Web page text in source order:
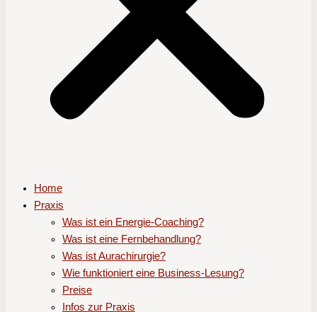
Home
Praxis
Was ist ein Energie-Coaching?
Was ist eine Fernbehandlung?
Was ist Aurachirurgie?
Wie funktioniert eine Business-Lesung?
Preise
Infos zur Praxis